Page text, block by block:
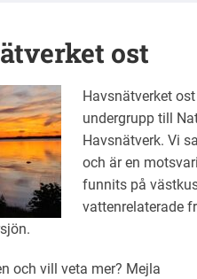
ost
Havsnätverket
undergrupp till
Havsnätverk. Vi
och är en
funnits på
vattenrelaterade
och vill veta mer? Mejla